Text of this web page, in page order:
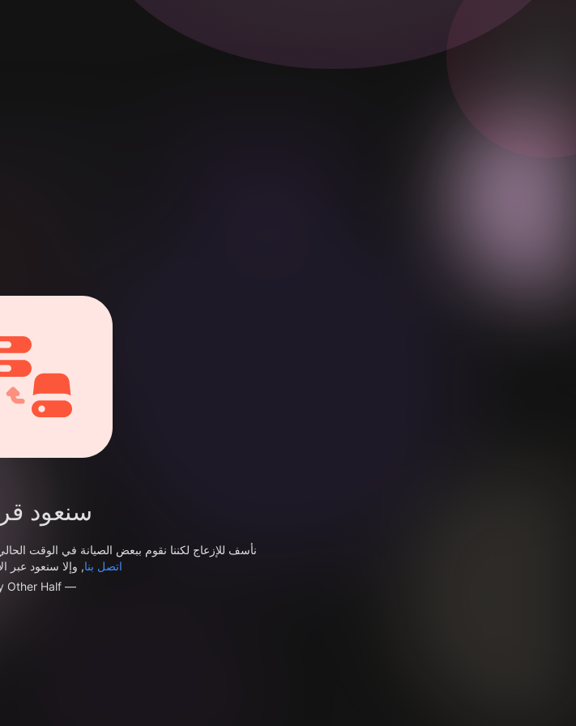
سنعود
نأسف للإزعاج لكننا نقوم ببعض الصيانة في الوقت
اتصل بنا, وإلا سنعود عبر
— My Other Half